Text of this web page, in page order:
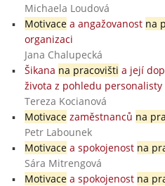
Michaela Loudová
Motivacea angažovanost na
organizaci
Jana Chalupecká
Šikana na pracovišti a její
života z pohledu personalisty
Tereza Kocianová
Motivacezaměstnanců na
Petr Labounek
Motivacea spokojenost na
Sára Mitrengová
Motivacea spokojenost na